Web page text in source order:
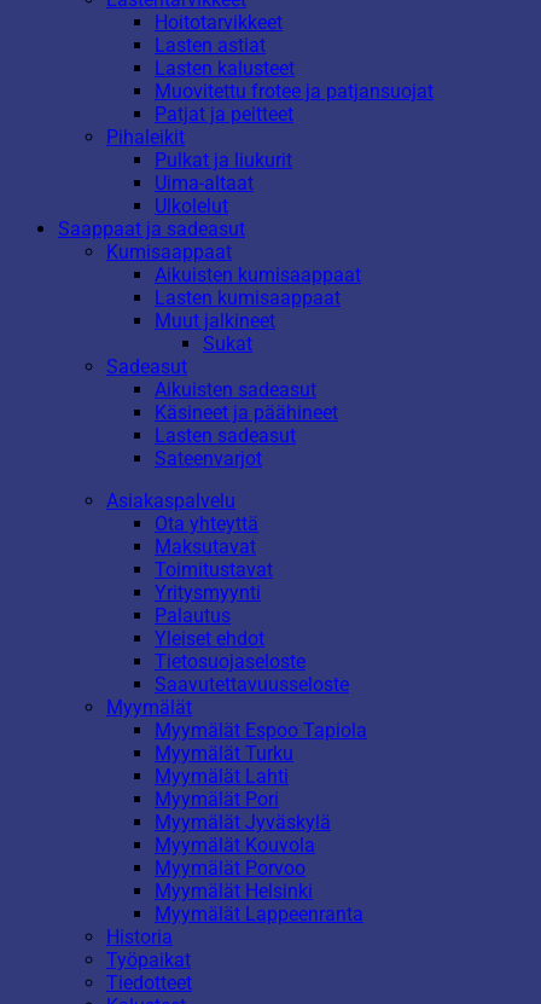
Hoitotarvikkeet
Lasten astiat
Lasten kalusteet
Muovitettu frotee ja patjansuojat
Patjat ja peitteet
Pihaleikit
Pulkat ja liukurit
Uima-altaat
Ulkolelut
Saappaat ja sadeasut
Kumisaappaat
Aikuisten kumisaappaat
Lasten kumisaappaat
Muut jalkineet
Sukat
Sadeasut
Aikuisten sadeasut
Käsineet ja päähineet
Lasten sadeasut
Sateenvarjot
Asiakaspalvelu
Ota yhteyttä
Maksutavat
Toimitustavat
Yritysmyynti
Palautus
Yleiset ehdot
Tietosuojaseloste
Saavutettavuusseloste
Myymälät
Myymälät Espoo Tapiola
Myymälät Turku
Myymälät Lahti
Myymälät Pori
Myymälät Jyväskylä
Myymälät Kouvola
Myymälät Porvoo
Myymälät Helsinki
Myymälät Lappeenranta
Historia
Työpaikat
Tiedotteet